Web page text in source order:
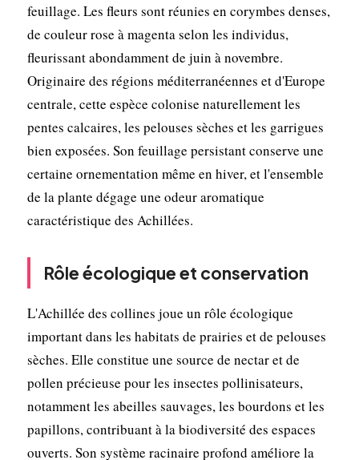
feuillage. Les fleurs sont réunies en corymbes denses,
de couleur rose à magenta selon les individus,
fleurissant abondamment de juin à novembre.
Originaire des régions méditerranéennes et d'Europe
centrale, cette espèce colonise naturellement les
pentes calcaires, les pelouses sèches et les garrigues
bien exposées. Son feuillage persistant conserve une
certaine ornementation même en hiver, et l'ensemble
de la plante dégage une odeur aromatique
caractéristique des Achillées.
Rôle écologique et conservation
L'Achillée des collines joue un rôle écologique
important dans les habitats de prairies et de pelouses
sèches. Elle constitue une source de nectar et de
pollen précieuse pour les insectes pollinisateurs,
notamment les abeilles sauvages, les bourdons et les
papillons, contribuant à la biodiversité des espaces
ouverts. Son système racinaire profond améliore la